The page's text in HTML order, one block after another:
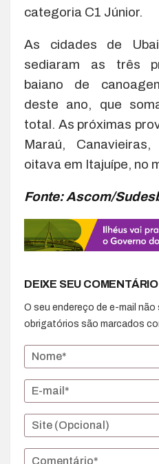
categoria C1 Júnior.
As cidades de
sediaram as três
baiano de
deste ano, que
total. As próximas
Maraú,
oitava em Itajuípe, no
Fonte: Ascom/
DEIXE SEU COMENTÁRIO
O seu endereço de e-mail não
obrigatórios são marcados